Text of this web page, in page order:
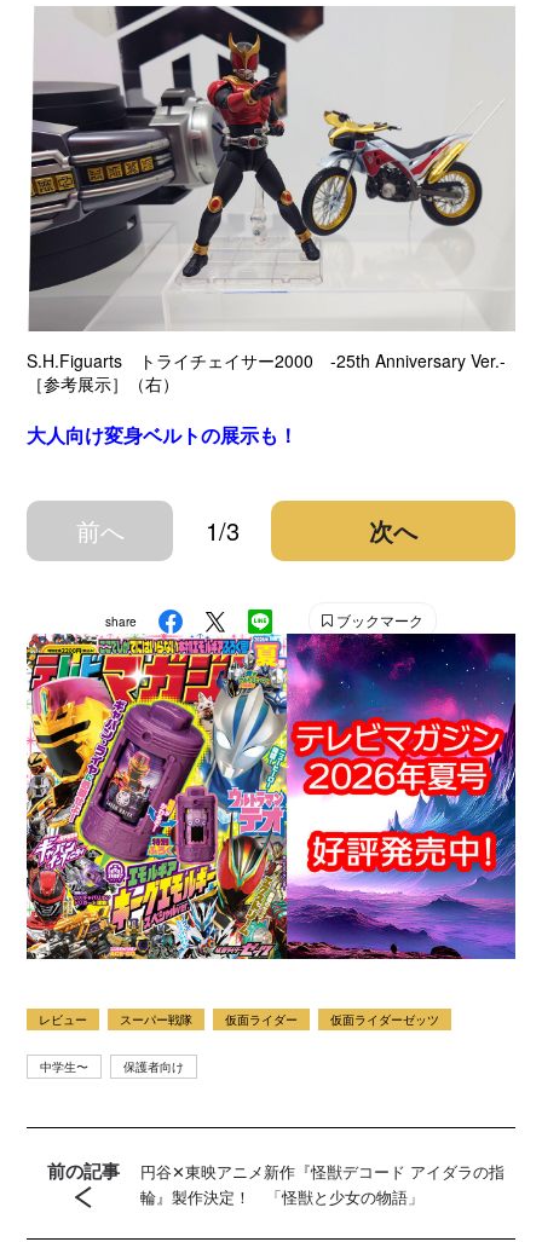
S.H.Figuarts トライチェイサー2000 -25th Anniversary Ver.-
［参考展示］（右）
大人向け変身ベルトの展示も！
前へ 1/3 次へ
share ブックマーク
レビュー スーパー戦隊 仮面ライダー 仮面ライダーゼッツ
中学生〜 保護者向け
前の記事
円谷✕東映アニメ新作『怪獣デコード アイダラの指
輪』製作決定！ 「怪獣と少女の物語」